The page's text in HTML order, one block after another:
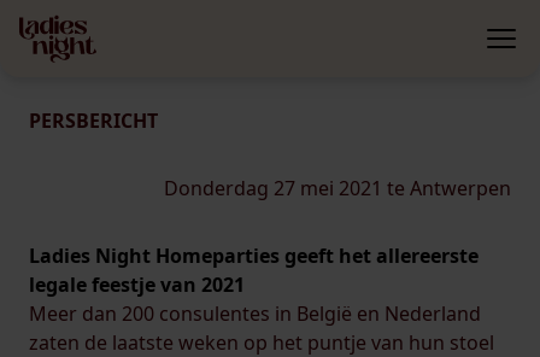
PERSBERICHT
Donderdag 27 mei 2021 te Antwerpen
Ladies Night Homeparties geeft het allereerste
legale feestje van 2021
Meer dan 200 consulentes in België en Nederland
zaten de laatste weken op het puntje van hun stoel